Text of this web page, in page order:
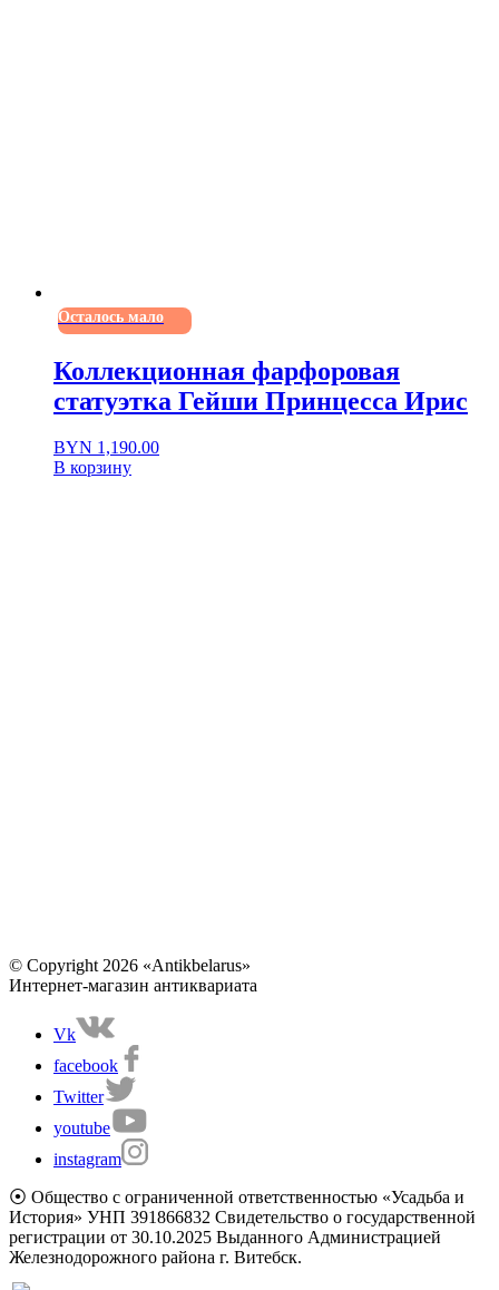
Осталось мало
Коллекционная фарфоровая
статуэтка Гейши Принцесса Ирис
BYN 1,190.00
В корзину
© Copyright 2026 «Antikbelarus»
Интернет-магазин антиквариата
Vk
facebook
Twitter
youtube
instagram
⦿ Общество с ограниченной ответственностью «Усадьба и
История» УНП 391866832 Свидетельство о государственной
регистрации от 30.10.2025 Выданного Администрацией
Железнодорожного района г. Витебск.